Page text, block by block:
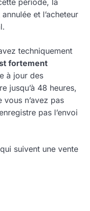
et l’acheteur
techniquement
fortement
à jour des
jusqu’à 48 heures,
n’avez pas
pas l’envoi
suivent une vente